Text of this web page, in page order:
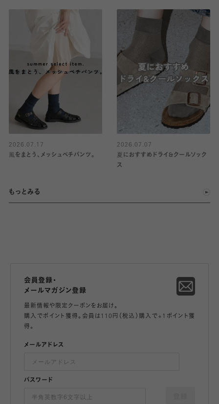
2026.07.17
風をまとう、メッシュペチパンツ。
2026.07.07
夏におすすめドライ&クールソック
ス
もっとみる
会員登録・
メールマガジン登録
最新情報や限定クーポンをお届け。
購入でポイント獲得。会員は110円（税込）購入で+1ポイント獲
得。
メールアドレス
パスワード